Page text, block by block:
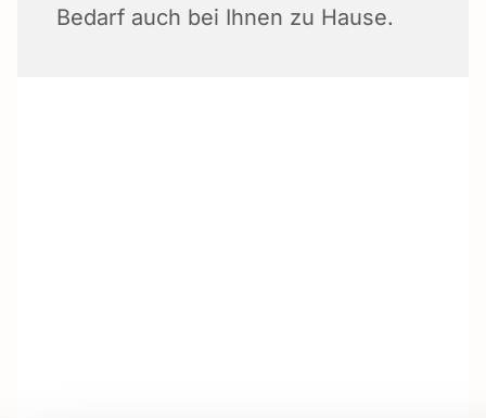
Bedarf auch bei Ihnen zu Hause.